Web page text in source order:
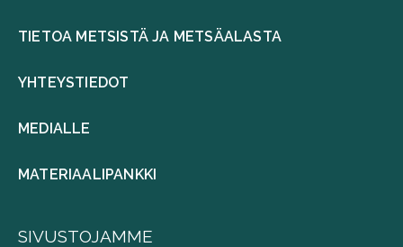
TIETOA METSISTÄ JA METSÄALASTA
YHTEYSTIEDOT
MEDIALLE
MATERIAALIPANKKI
SIVUSTOJAMME